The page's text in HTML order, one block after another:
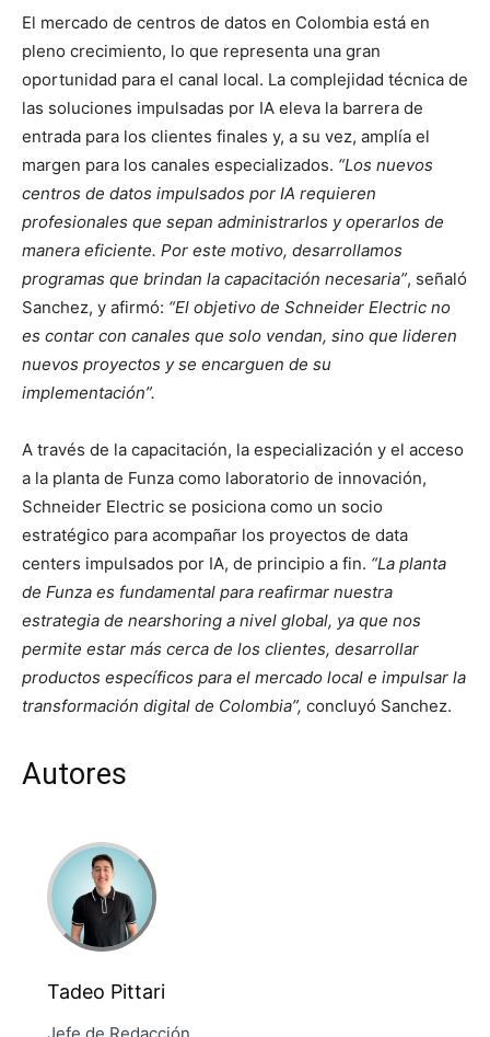
El mercado de centros de datos en Colombia está en
pleno crecimiento, lo que representa una gran
oportunidad para el canal local. La complejidad técnica de
las soluciones impulsadas por IA eleva la barrera de
entrada para los clientes finales y, a su vez, amplía el
margen para los canales especializados. “Los nuevos
centros de datos impulsados por IA requieren
profesionales que sepan administrarlos y operarlos de
manera eficiente. Por este motivo, desarrollamos
programas que brindan la capacitación necesaria”, señaló
Sanchez, y afirmó: “El objetivo de Schneider Electric no
es contar con canales que solo vendan, sino que lideren
nuevos proyectos y se encarguen de su
implementación”.
A través de la capacitación, la especialización y el acceso
a la planta de Funza como laboratorio de innovación,
Schneider Electric se posiciona como un socio
estratégico para acompañar los proyectos de data
centers impulsados por IA, de principio a fin. “La planta
de Funza es fundamental para reafirmar nuestra
estrategia de nearshoring a nivel global, ya que nos
permite estar más cerca de los clientes, desarrollar
productos específicos para el mercado local e impulsar la
transformación digital de Colombia”, concluyó Sanchez.
Autores
Tadeo Pittari
Jefe de Redacción